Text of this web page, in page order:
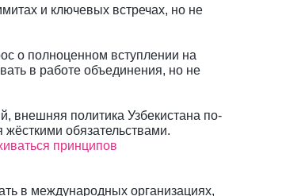
и ключевых встречах, но не
о полноценном вступлении на
в работе объединения, но не
внешняя политика Узбекистана по-
обязательствами.
принципов
в международных организациях,